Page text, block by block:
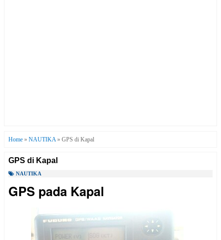
Home » NAUTIKA» GPS di Kapal
GPS di Kapal
NAUTIKA
GPS pada Kapal